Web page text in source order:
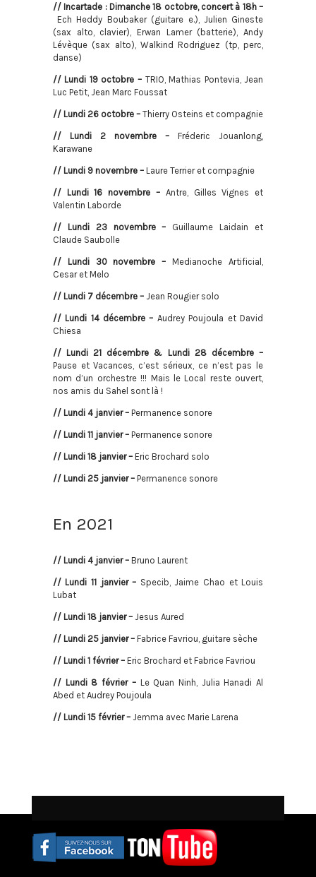
// Incartade : Dimanche 18 octobre, concert à 18h –
Ech Heddy Boubaker (guitare e.), Julien Gineste
(sax alto, clavier), Erwan Lamer (batterie), Andy
Lévèque (sax alto), Walkind Rodriguez (tp, perc,
danse)
// Lundi 19 octobre – TRIO, Mathias Pontevia, Jean
Luc Petit, Jean Marc Foussat
// Lundi 26 octobre – Thierry Osteins et compagnie
// Lundi 2 novembre –Fréderic Jouanlong,
Karawane
// Lundi 9 novembre – Laure Terrier et compagnie
// Lundi 16 novembre – Antre, Gilles Vignes et
Valentin Laborde
// Lundi 23 novembre – Guillaume Laidain et
Claude Saubolle
// Lundi 30 novembre –Medianoche Artificial,
Cesar et Melo
// Lundi 7 décembre – Jean Rougier solo
// Lundi 14 décembre – Audrey Poujoula et David
Chiesa
// Lundi 21 décembre & Lundi 28 décembre –
Pause et Vacances, c’est sérieux, ce n’est pas le
nom d’un orchestre !!! Mais le Local reste ouvert,
nos amis du Sahel sont là !
// Lundi 4 janvier –Permanence sonore
// Lundi 11 janvier –Permanence sonore
// Lundi 18 janvier –Eric Brochard solo
// Lundi 25 janvier –Permanence sonore
En 2021
// Lundi 4 janvier –Bruno Laurent
// Lundi 11 janvier – Specib, Jaime Chao et Louis
Lubat
// Lundi 18 janvier –Jesus Aured
// Lundi 25 janvier –Fabrice Favriou, guitare sèche
// Lundi 1 février –Eric Brochard et Fabrice Favriou
// Lundi 8 février –Le Quan Ninh, Julia Hanadi Al
Abed et Audrey Poujoula
// Lundi 15 février –Jemma avec Marie Larena